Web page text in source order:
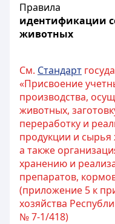
Правила
идентификации
животных
См. Стандарт
«Присвоение
производства,
животных,
переработку и
продукции и
а также
хранению и
препаратов,
(приложение 5 к
хозяйства
№ 7-1/418)